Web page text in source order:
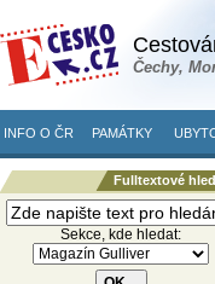
Čechy,
INFO O ČR PAMÁTKY
Fulltextové
Sekce, kde hledat: